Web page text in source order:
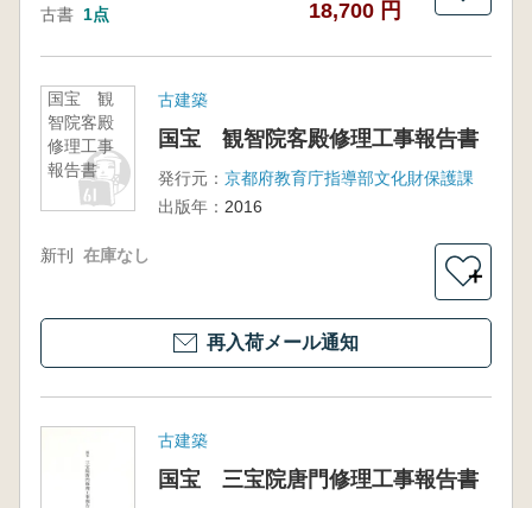
古書 1点 18,700 円
国宝 観
智院客殿
修理工事
報告書
古建築
国宝 観智院客殿修理工事報告書
発行元： 京都府教育庁指導部文化財保護課
出版年： 2016
新刊 在庫なし
＋
再入荷メール通知
古建築
国宝 三宝院唐門修理工事報告書